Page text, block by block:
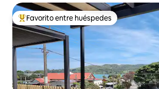
De los mejores en Favorito entre huéspedes
Favorito entre huéspedes